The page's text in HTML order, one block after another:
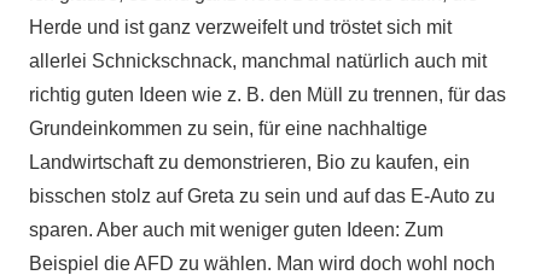
Herde und ist ganz verzweifelt und tröstet sich mit
allerlei Schnickschnack, manchmal natürlich auch mit
richtig guten Ideen wie z. B. den Müll zu trennen, für das
Grundeinkommen zu sein, für eine nachhaltige
Landwirtschaft zu demonstrieren, Bio zu kaufen, ein
bisschen stolz auf Greta zu sein und auf das E-Auto zu
sparen. Aber auch mit weniger guten Ideen: Zum
Beispiel die AFD zu wählen. Man wird doch wohl noch